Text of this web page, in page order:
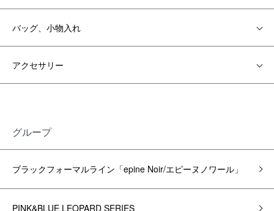
バッグ、小物入れ
アクセサリー
グループ
ブラックフォーマルライン「epine Noir/エピーヌノワール」
PINK&BLUE LEOPARD SERIES